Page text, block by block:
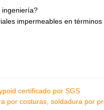
ingeniería?
impermeables en
certificado por SGS
por costuras, soldadura por